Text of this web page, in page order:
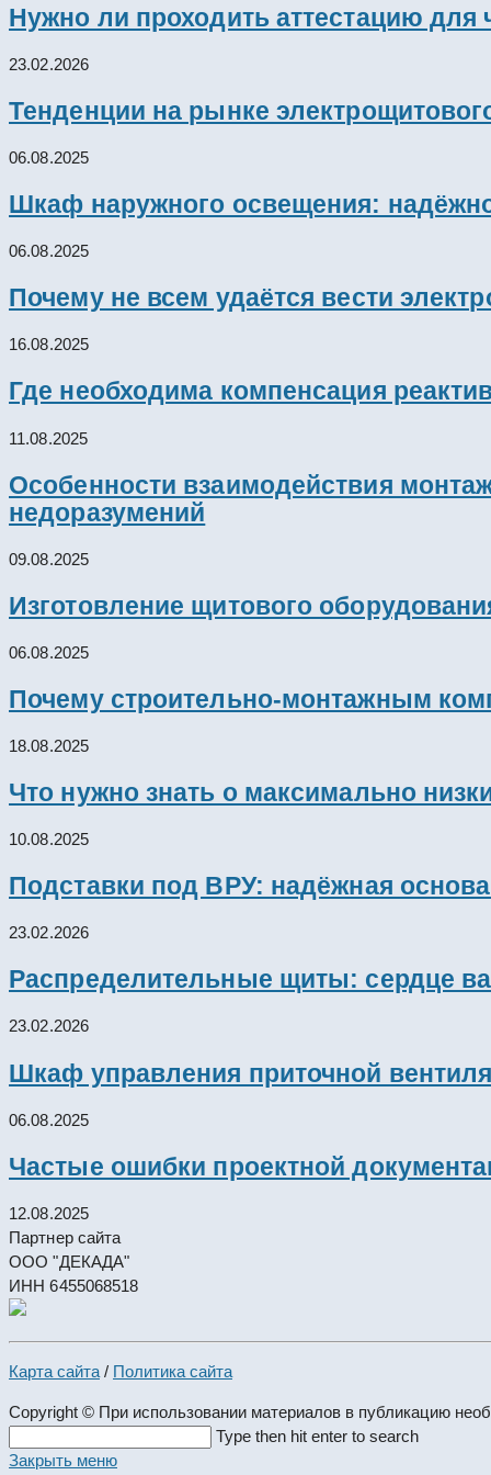
Нужно ли проходить аттестацию для
23.02.2026
Тенденции на рынке
06.08.2025
Шкаф наружного освещения:
06.08.2025
Почему не всем удаётся вести
16.08.2025
Где необходима компенсация
11.08.2025
Особенности взаимодействия
недоразумений
09.08.2025
Изготовление щитового
06.08.2025
Почему строительно-монтажным
18.08.2025
Что нужно знать о максимально
10.08.2025
Подставки под ВРУ: надёжная
23.02.2026
Распределительные щиты: сердце
23.02.2026
Шкаф управления приточной
06.08.2025
Частые ошибки проектной
12.08.2025
Партнер сайта
ООО "ДЕКАДА"
ИНН 6455068518
Карта сайта / Политика сайта
Copyright © При использовании материалов в публикацию
this
Type then hit enter to search
Закрыть меню